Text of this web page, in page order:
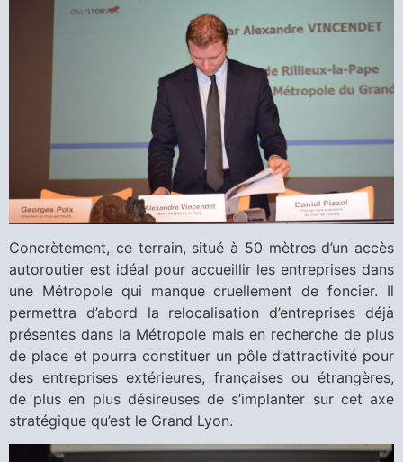
Concrètement, ce terrain, situé à 50 mètres d’un accès
autoroutier est idéal pour accueillir les entreprises dans
une Métropole qui manque cruellement de foncier. Il
permettra d’abord la relocalisation d’entreprises déjà
présentes dans la Métropole mais en recherche de plus
de place et pourra constituer un pôle d’attractivité pour
des entreprises extérieures, françaises ou étrangères,
de plus en plus désireuses de s’implanter sur cet axe
stratégique qu’est le Grand Lyon.